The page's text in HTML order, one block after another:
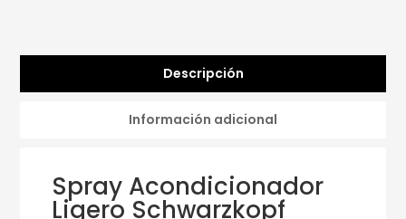
Descripción
Información adicional
Spray Acondicionador
Ligero Schwarzkopf